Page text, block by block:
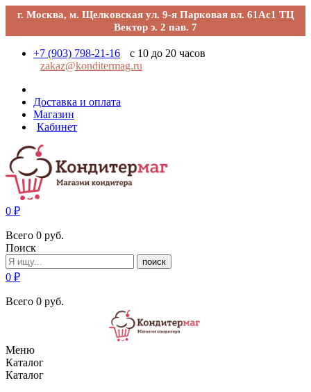
г. Москва, м. Щелковская ул. 9-я Парковая вл. 61Ас1 ТЦ
Вектор э. 2 пав. 7
+7 (903) 798-21-16
с 10 до 20 часов
zakaz@konditermag.ru
Доставка и оплата
Магазин
Кабинет
0 ₽
Всего 0 руб.
Поиск
поиск
0 ₽
Всего 0 руб.
Меню
Каталог
Каталог